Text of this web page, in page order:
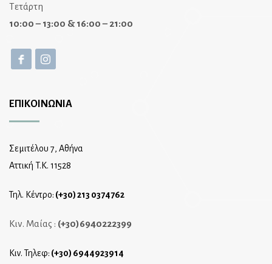
Τετάρτη
10:00 – 13:00 & 16:00 – 21:00
ΕΠΙΚΟΙΝΩΝΙΑ
Σεμιτέλου 7, Αθήνα
Αττική T.K. 11528
Τηλ. Κέντρο: (+30) 213 0374762
Κιν. Μαίας : (+30)6940222399
Κιν. Τηλεφ: (+30) 6944923914